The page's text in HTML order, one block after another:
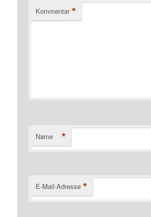
Kommentar *
Name *
E-Mail-Adresse *